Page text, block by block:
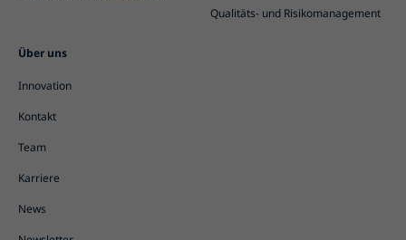
Qualitäts- und Risikomanagement
Über uns
Innovation
Kontakt
Team
Karriere
News